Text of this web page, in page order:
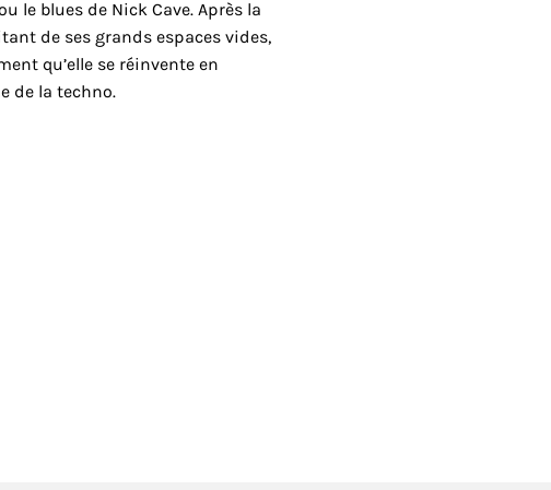
le blues de Nick Cave. Après la
de ses grands espaces vides,
qu’elle se réinvente en
de la techno.